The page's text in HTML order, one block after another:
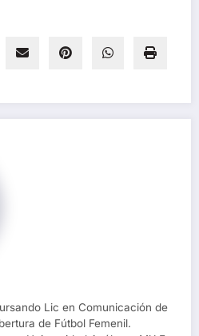
Lic en Comunicación de
de Fútbol Femenil.